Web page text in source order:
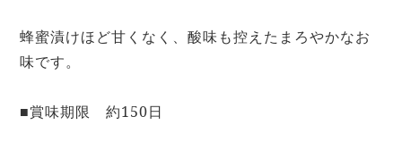
蜂蜜漬けほど甘くなく、酸味も控えたまろやかなお
味です。
■賞味期限 約150日